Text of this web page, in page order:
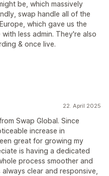
be, which massively
swap handle all of the
which gave us the
less admin. They're also
& once live.
22. April 2025
Swap Global. Since
increase in
great for growing my
is having a dedicated
process smoother and
clear and responsive,